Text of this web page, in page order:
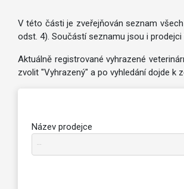
V této části je zveřejňován seznam
odst. 4). Součástí seznamu jsou i
Aktuálně registrované vyhrazené
zvolit "Vyhrazený" a po vyhledání dojde k
Název prodejce
--